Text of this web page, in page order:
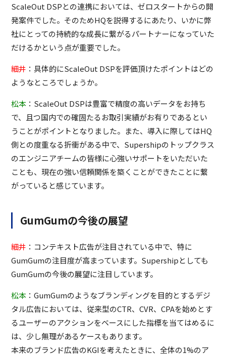
ScaleOut DSPとの連携においては、ゼロスタートからの開
発案件でした。そのためHQを説得するにあたり、いかに弊
社にとっての持続的な成長に繋がるパートナーになっていた
だけるかという点が重要でした。
細井 ：具体的にScaleOut DSPを評価頂けたポイントはどの
ようなところでしょうか。
松本 ：ScaleOut DSPは豊富で精度の高いデータをお持ち
で、且つ国内での確固たるお取引実績がお有りであるとい
うことがポイントとなりました。また、導入に際してはHQ
側との度重なる折衝がある中で、Supershipのトップクラス
のエンジニアチームの皆様に心強いサポートをいただいた
ことも、現在の強い信頼関係を築くことができたことに繋
がっていると感じています。
GumGumの今後の展望
細井 ：コンテキスト広告が注目されている中で、特に
GumGumの注目度が高まっています。Supershipとしても
GumGumの今後の展望に注目しています。
松本 ：GumGumのようなブランディングを目的とするデジ
タル広告においては、従来型のCTR、CVR、CPAを始めとす
るユーザーのアクションをベースにした指標を当てはめるに
は、少し無理があるケースもあります。
本来のブランド広告のKGIを考えたときに、全体の1%のア